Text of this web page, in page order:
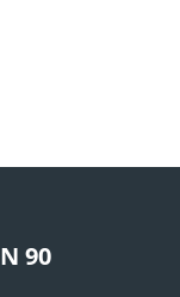
90